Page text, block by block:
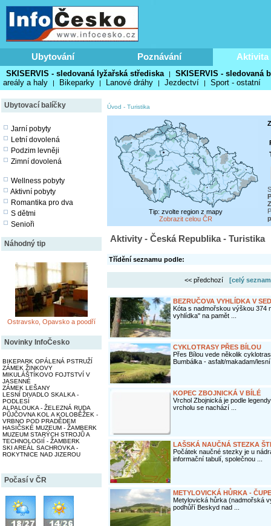
Ubytování Poznávání Aktivita
SKISERVIS - sledovaná lyžařská střediska |
SKISERVIS - sledovaná
areály a haly
| Bikeparky | Lanové dráhy | Jezdectví | Sport - ostatní
Ubytovací balíčky
Jarní pobyty
Letní dovolená
Podzim levněji
Zimní dovolená
Wellness pobyty
Aktivní pobyty
Romantika pro dva
S dětmi
Senioři
Náhodný tip
Ostravsko, Opavsko a poodří
Novinky InfoČesko
BIKEPARK OPÁLENÁ PSTRUŽÍ
ZÁMEK ŽINKOVY
MIKULÁŠTÍKOVO FOJTSTVÍ V
JASENNÉ
ZÁMEK LEŠANY
LESNÍ DIVADLO SKALKA -
PODLESÍ
ALPALOUKA - ŽELEZNÁ RUDA
PŮJČOVNA KOL A KOLOBĚŽEK -
VRBNO POD PRADĚDEM
HASIČSKÉ MUZEUM - ŽAMBERK
MUZEUM STARÝCH STROJŮ A
TECHNOLOGIÍ - ŽAMBERK
SKI AREÁL SACHROVKA -
ROKYTNICE NAD JIZEROU
Počasí v ČR
Úvod - Turistika
Tip: zvolte region z mapy
Zobrazit celou ČR
Aktivity - Česká Republika - Turistika
Třídění seznamu podle:
<< předchozí [celý
BEZRUČOVA VYHLÍDKA V
Kóta s nadmořskou výškou 374
vyhlídka" na pamět ...
CYKLOTRASY PŘES BÍLOU
Přes Bílou vede několik
Bumbálka - asfalt/makadam/
KOPEC ZBOJNICKÁ V BÍLÉ
Vrchol Zbojnická je podle
vrcholu se nachází ...
LAŠSKÁ NAUČNÁ STEZKA
Počátek naučné stezky je u
informační tabulí, společnou ...
METYLOVICKÁ HŮRKA -
Metylovická hůrka (nadmořská
podhůří Beskyd nad ...